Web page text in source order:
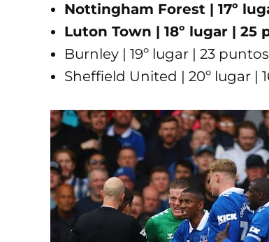
Nottingham Forest | 17º
Luton Town | 18º lugar | 25
Burnley | 19º lugar | 23 puntos
Sheffield United | 20º lugar |